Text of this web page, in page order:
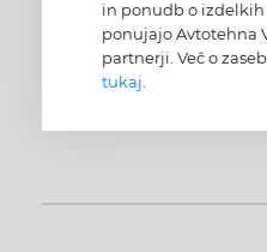
in ponudb o
ponujajo Avtotehna
partnerji. Več o
tukaj.